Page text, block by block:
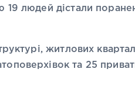
19 людей дістали
житлових
та 25